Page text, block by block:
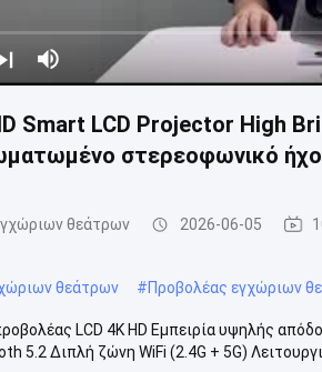
Smart LCD Projector High
στερεοφωνικό ήχο
θεάτρων 2026-06-05
θεάτρων #Προβολέας εγχώριων
LCD 4K HD Εμπειρία υψηλής
5.2 Διπλή ζώνη WiFi (2.4G + 5G)